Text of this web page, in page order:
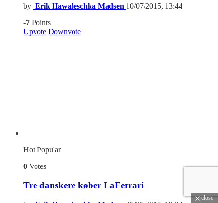
by Erik Hawaleschka Madsen 10/07/2015, 13:44
-7 Points
Upvote Downvote
HotPopular
0 Votes
Tre danskere køber LaFerrari
close